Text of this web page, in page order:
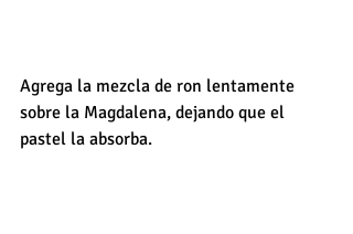
Agrega la mezcla de ron lentamente
sobre la Magdalena, dejando que el
pastel la absorba.